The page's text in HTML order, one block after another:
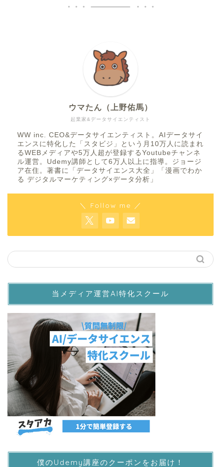
起業家&データサイエンティスト
ウマたん（上野佑馬）
WW inc. CEO&データサイエンティスト。AIデータサイ
エンスに特化した「スタビジ」という月10万人に読まれ
るWEBメディアや5万人超が登録するYoutubeチャンネ
ル運営。Udemy講師として6万人以上に指導。ジョージ
ア在住。著書に「データサイエンス大全」「漫画でわか
る デジタルマーケティング×データ分析」
＼ Follow me ／
当メディア運営AI特化スクール
僕のUdemy講座のクーポンをお届け！